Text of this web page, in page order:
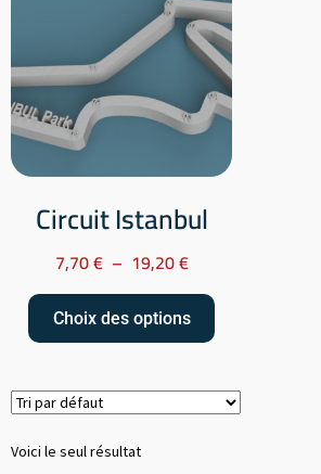
Circuit Istanbul
7,70€ – 19,20€
Choix des options
Voici le seul résultat